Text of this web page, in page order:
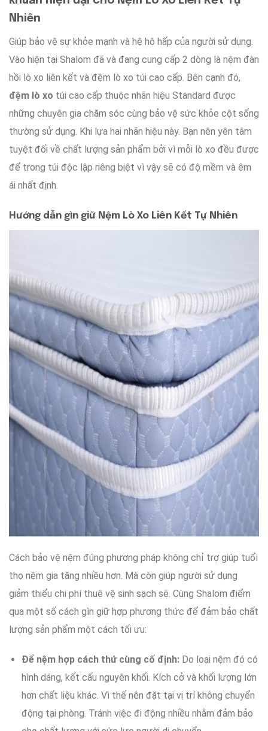
Nhiên
Giúp bảo vệ sự khỏe mạnh và hệ hô hấp của người sử dụng.
Vào hiện tại Shalom đã và đang cung cấp 2 dòng là nệm đàn
hồi lò xo liên kết và đệm lò xo túi cao cấp. Bên cạnh đó,
đệm lò xo túi cao cấp thuộc nhãn hiệu Standard được
những chuyên gia chăm sóc cùng bảo vệ sức khỏe cột sống
thường sử dụng. Khi lựa hai nhãn hiệu này. Bạn nên yên tâm
tuyệt đối về chất lượng sản phẩm bởi vì mỗi lò xo đều được
để trong túi độc lập riêng biệt vì vậy sẽ có độ mềm và êm
ái nhất định.
Hướng dẫn gìn giữ Nệm Lò Xo Liên Kết Tự Nhiên
Cách bảo vệ nệm đúng phương pháp không chỉ trợ giúp tuổi
thọ nệm gia tăng nhiều hơn Mà còn giúp người sử dụng
giảm thiểu chi phí thuê vệ sinh sạch sẽ Cùng Shalom điểm
qua một số cách gìn giữ hợp phương thức để đảm bảo chất
lượng sản phẩm một cách tối ưu:
Để nệm hợp cách thứ cùng cố định: Do loại nệm đó có
hình dáng, kết cấu nguyên khối. Kích cở và khối lượng lớn
hơn chất liệu khác. Vì thế nên đặt tại vị trí không chuyển
động tại phòng. Tránh việc đi động nhiều nhằm đảm bảo